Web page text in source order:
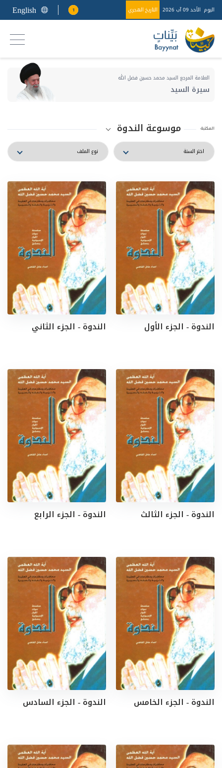
اليوم الأحد 09 آب 2026 التاريخ الهجري 1
English
العلامة المرجع السيد محمد حسين فضل الله
سيرة السيد
المكتبة موسوعة الندوة
الندوة - الجزء الأول الندوة - الجزء الثاني
الندوة - الجزء الثالث الندوة - الجزء الرابع
الندوة - الجزء الخامس الندوة - الجزء السادس